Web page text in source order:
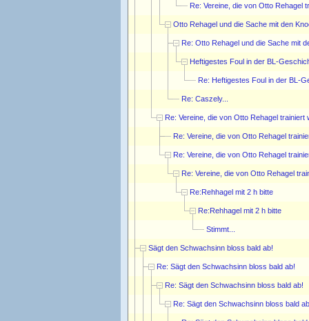
Re: Vereine, die von Otto Rehagel
Otto Rehagel und die Sache mit den
Re: Otto Rehagel und die Sache mit
Heftigestes Foul in der BL-
Re: Heftigestes Foul in der BL-
Re: Caszely...
Re: Vereine, die von Otto Rehagel trainiert
Re: Vereine, die von Otto Rehagel
Re: Vereine, die von Otto Rehagel
Re: Vereine, die von Otto Rehagel
Re:Rehhagel mit 2 h bitte
Re:Rehhagel mit 2 h bitte
Stimmt...
Sägt den Schwachsinn bloss bald ab!
Re: Sägt den Schwachsinn bloss bald ab!
Re: Sägt den Schwachsinn bloss bald ab!
Re: Sägt den Schwachsinn bloss bald